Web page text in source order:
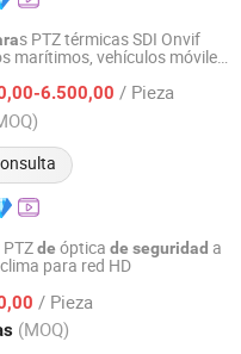
s PTZ térmicas SDI Onvif
marítimos, vehículos móviles
rescate dealarmas
6.500,00 / Pieza
Ltd.
2013
PTZde óptica de seguridad a
clima para red HD
/ Pieza
(MOQ)
2022